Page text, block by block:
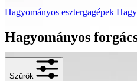
Hagyományos esztergagépek
Hagyományos
Szűrők